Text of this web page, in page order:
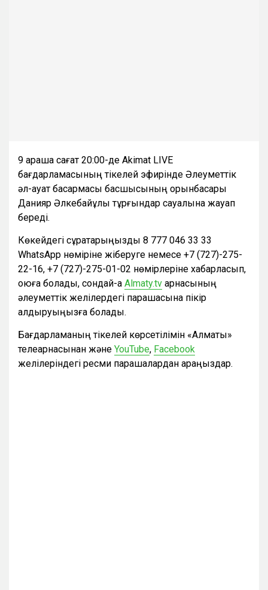
9 қараша сағат 20:00-де Akimat LIVE
бағдарламасының тікелей эфирінде Әлеуметтік
әл-ауқат басқармасы басшысының орынбасары
Данияр Әлкебайұлы тұрғындар сауалына жауап
береді.
Көкейдегі сұрақтарыңызды 8 777 046 33 33
WhatsApp нөміріне жіберуге немесе +7 (727)-275-
22-16, +7 (727)-275-01-02 нөмірлеріне хабарласып,
қоюға болады, сондай-ақ Almaty.tv арнасының
әлеуметтік желілердегі парақшасына пікір
қалдыруыңызға болады.
Бағдарламаның тікелей көрсетілімін «Алматы»
телеарнасынан және YouTube, Facebook
желілеріндегі ресми парақшалардан қараңыздар.